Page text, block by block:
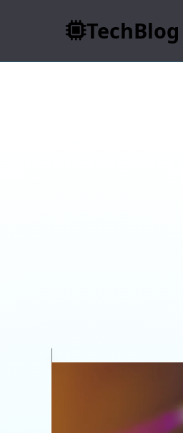
TechBlog